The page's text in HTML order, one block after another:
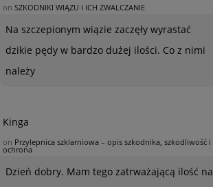
on SZKODNIKI WIĄZU I ICH ZWALCZANIE
Na szczepionym wiązie zaczęły wyrastać
dzikie pędy w bardzo dużej ilości. Co z nimi
należy
Kinga
on Przylepnica szklarniowa – opis szkodnika, szkodliwość i
ochrona
Dzień dobry. Mam tego zatrważającą ilość na